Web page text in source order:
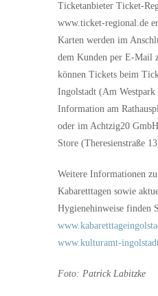
Ticketanbieter Ticket-
www.ticket-regional.de
Karten werden im
dem Kunden per E-Mail
können Tickets beim
Ingolstadt (Am
Information am
oder im Achtzig20
Store (Theresienstraße
Weitere Informationen
Kabaretttagen sowie
Hygienehinweise finden
www.kulturamt-
Foto: Patrick Labitzke